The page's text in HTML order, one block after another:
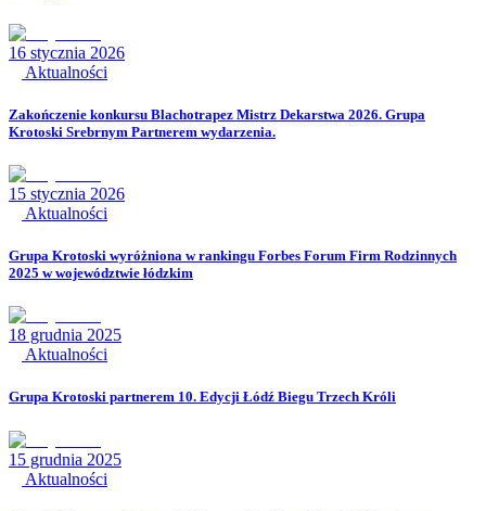
16 stycznia 2026
Aktualności
Zakończenie konkursu Blachotrapez Mistrz Dekarstwa 2026. Grupa
Krotoski Srebrnym Partnerem wydarzenia.
15 stycznia 2026
Aktualności
Grupa Krotoski wyróżniona w rankingu Forbes Forum Firm Rodzinnych
2025 w województwie łódzkim
18 grudnia 2025
Aktualności
Grupa Krotoski partnerem 10. Edycji Łódź Biegu Trzech Króli
15 grudnia 2025
Aktualności